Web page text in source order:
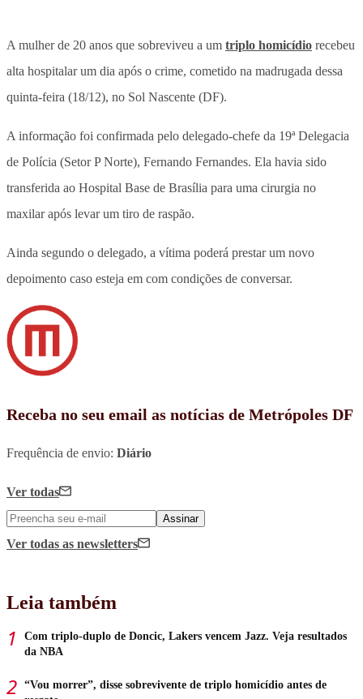
A mulher de 20 anos que sobreviveu a um triplo homicídio recebeu
alta hospitalar um dia após o crime, cometido na madrugada dessa
quinta-feira (18/12), no Sol Nascente (DF).
A informação foi confirmada pelo delegado-chefe da 19ª Delegacia
de Polícia (Setor P Norte), Fernando Fernandes. Ela havia sido
transferida ao Hospital Base de Brasília para uma cirurgia no
maxilar após levar um tiro de raspão.
Ainda segundo o delegado, a vítima poderá prestar um novo
depoimento caso esteja em com condições de conversar.
Receba no seu email as notícias de Metrópoles DF
Frequência de envio: Diário
Ver todas
Assinar
Ver todas as newsletters
Leia também
Com triplo-duplo de Doncic, Lakers vencem Jazz. Veja resultados
da NBA
“Vou morrer”, disse sobrevivente de triplo homicídio antes de